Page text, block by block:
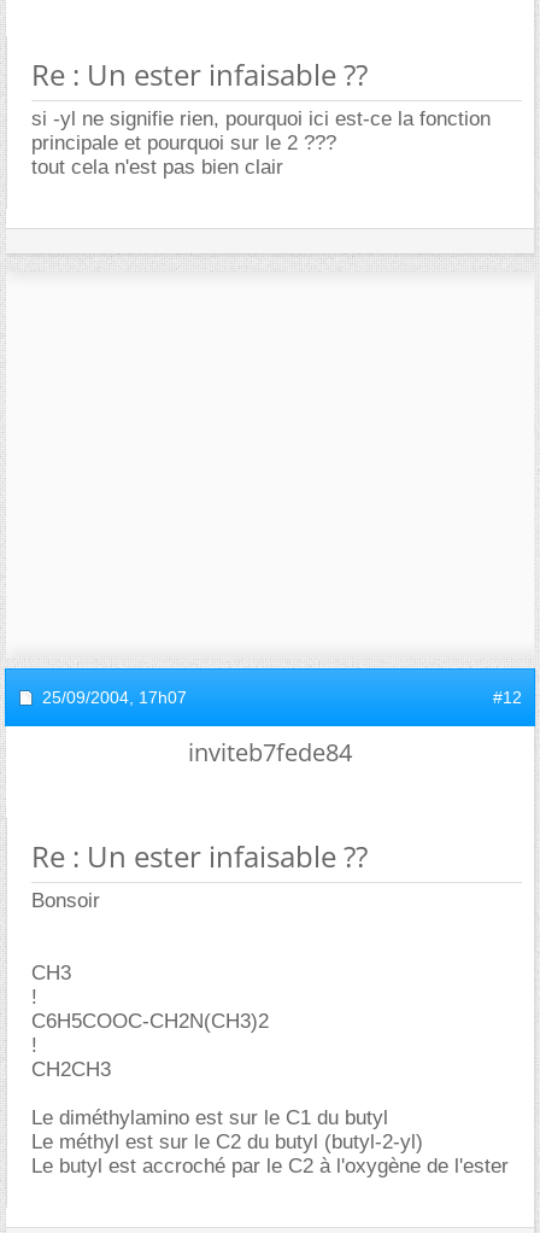
Re : Un ester infaisable ??
si -yl ne signifie rien, pourquoi ici est-ce la fonction
principale et pourquoi sur le 2 ???
tout cela n'est pas bien clair
25/09/2004, 17h07 #12
inviteb7fede84
Re : Un ester infaisable ??
Bonsoir
CH3
!
C6H5COOC-CH2N(CH3)2
!
CH2CH3
Le diméthylamino est sur le C1 du butyl
Le méthyl est sur le C2 du butyl (butyl-2-yl)
Le butyl est accroché par le C2 à l'oxygène de l'ester